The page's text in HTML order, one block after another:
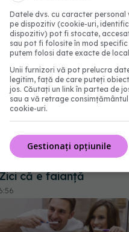
Cum să ai un zâmbet
Dr. Nicolae
că e faianță
Datele dvs. cu caracter
pe dispozitiv (cookie-uri,
dispozitiv) pot fi stocate,
sau pot fi folosite în mod
putem folosi date exacte de
Unii furnizori vă pot prelucra
legitim, față de care puteți
jos. Căutați un link în partea de
sau a vă retrage
cookie-uri.
Gestionați opțiunile